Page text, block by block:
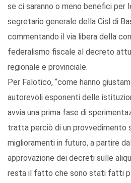
se ci saranno o meno benefici per
segretario generale della Cisl di
commentando il via libera della
federalismo fiscale al decreto
regionale e provinciale.
Per Falotico, “come hanno
autorevoli esponenti delle
avvia una prima fase di
tratta perciò di un provvedimento
miglioramenti in futuro, a partire
approvazione dei decreti sulle
resta il fatto che sono stati fatti